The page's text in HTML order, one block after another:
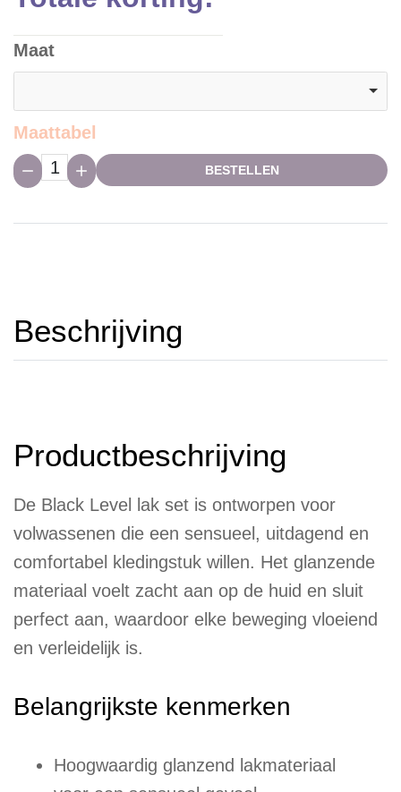
Maat
Maattabel
Hoeveelheid:
BESTELLEN
Beschrijving
Productbeschrijving
De Black Level lak set is ontworpen voor
volwassenen die een sensueel, uitdagend en
comfortabel kledingstuk willen. Het glanzende
materiaal voelt zacht aan op de huid en sluit
perfect aan, waardoor elke beweging vloeiend
en verleidelijk is.
Belangrijkste kenmerken
Hoogwaardig glanzend lakmateriaal